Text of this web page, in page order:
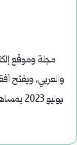
مجلة وموقع
والعربي، ويفتح
يوليو